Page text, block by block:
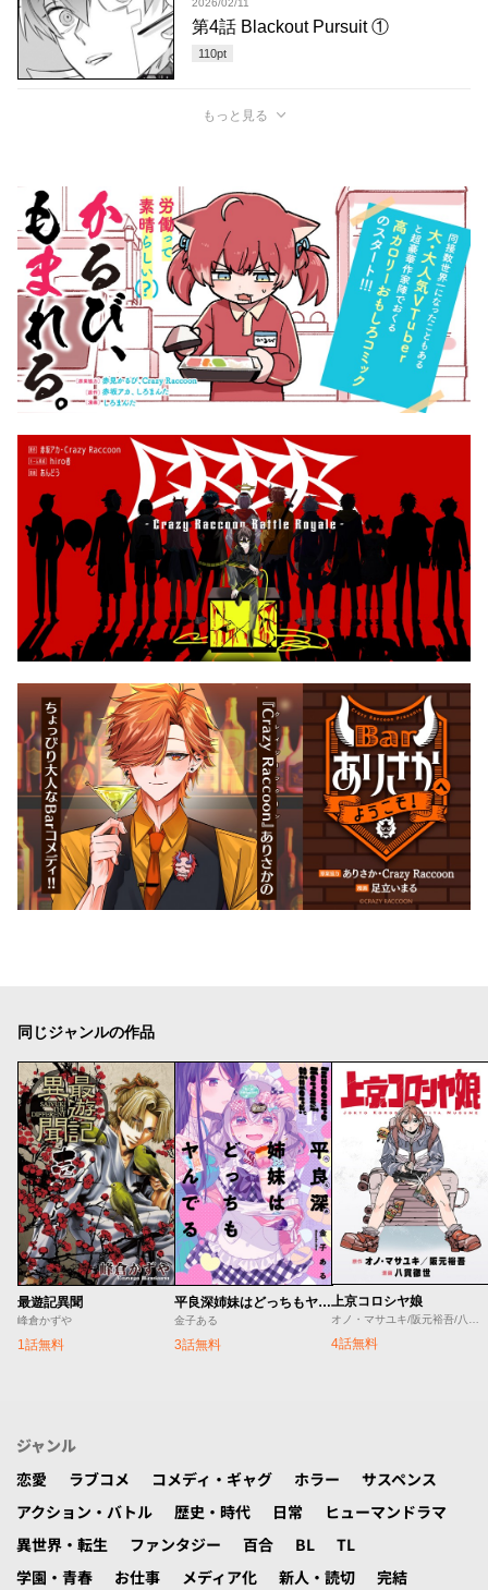
第4話 Blackout Pursuit ①
110pt
もっと見る
同じジャンルの作品
最遊記異聞
峰倉かずや
1話無料
平良深姉妹はどっちもヤんでる
金子ある
3話無料
上京コロシヤ娘
4話無料
ジャンル
恋愛
ラブコメ コメディ・ギャグ ホラー
サスペンス
アクション・バトル
歴史・時代 日常
ヒューマンドラマ
異世界・転生
ファンタジー 百合 BL
TL
学園・青春
お仕事 メディア化 新人・読切
完結